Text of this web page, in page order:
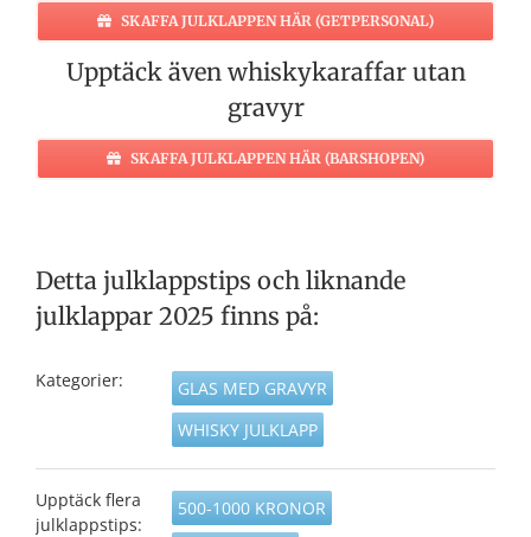
SKAFFA JULKLAPPEN HÄR (GETPERSONAL)
Upptäck även whiskykaraffar utan
gravyr
SKAFFA JULKLAPPEN HÄR (BARSHOPEN)
Detta julklappstips och liknande
julklappar 2025 finns på:
Kategorier:
GLAS MED GRAVYR
WHISKY JULKLAPP
Upptäck flera
julklappstips:
500-1000 KRONOR